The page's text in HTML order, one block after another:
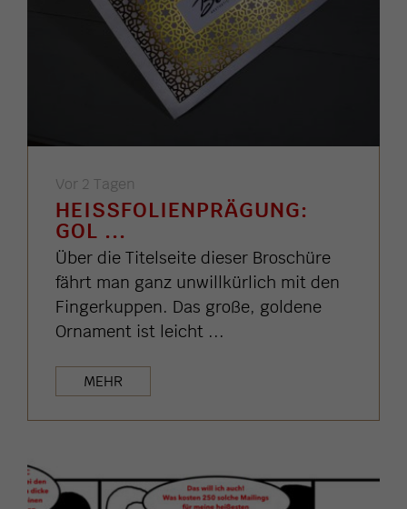
Vor 2 Tagen
HEISSFOLIENPRÄGUNG: G
OL ...
Über die Titelseite dieser Broschüre
fährt man ganz unwillkürlich mit den
Fingerkuppen. Das große, goldene
Ornament ist leicht ...
MEHR